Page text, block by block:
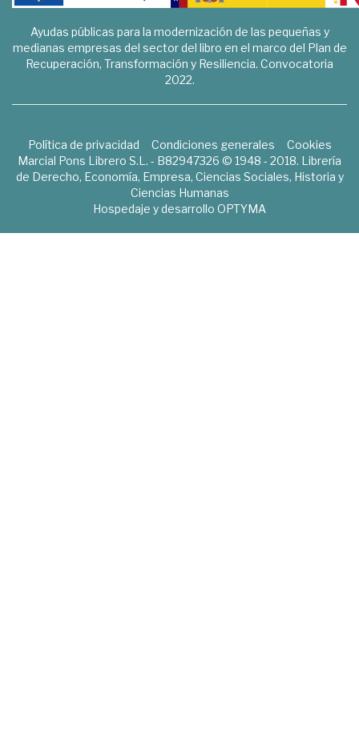
Ayudas públicas para la modernización de las pequeñas y
medianas empresas del sector del libro en el marco del Plan de
Recuperación, Transformación y Resiliencia. Convocatoria
2022.
Política de privacidad Condiciones generales
Cookies
Marcial Pons Librero S.L. - B82947326 © 1948 - 2018. Librería
de Derecho, Economía, Empresa, Ciencias Sociales, Historia y
Ciencias Humanas
Hospedaje y desarrollo OPTYMA